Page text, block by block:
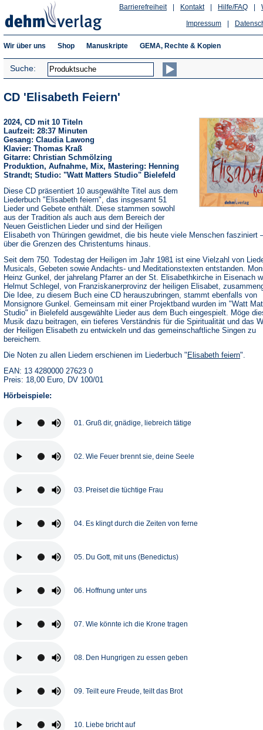
Hilfe/FAQ
Kontakt
Barrierefreiheit
Impressum
Wir über uns Shop Manuskripte GEMA, Rechte & Kopien
Suche:
CD 'Elisabeth Feiern'
2024, CD mit 10 Titeln
Laufzeit: 28:37 Minuten
Gesang: Claudia Lawong
Klavier: Thomas Kraß
Gitarre: Christian Schmölzing
Produktion, Aufnahme, Mix, Mastering: Henning
Strandt; Studio: "Watt Matters Studio" Bielefeld
Diese CD präsentiert 10 ausgewählte Titel aus dem
Liederbuch "Elisabeth feiern", das insgesamt 51
Lieder und Gebete enthält. Diese stammen sowohl
aus der Tradition als auch aus dem Bereich der
Neuen Geistlichen Lieder und sind der Heiligen
Elisabeth von Thüringen gewidmet, die bis heute viele Menschen fasziniert
über die Grenzen des Christentums hinaus.
Seit dem 750. Todestag der Heiligen im Jahr 1981 ist eine Vielzahl von
Musicals, Gebeten sowie Andachts- und Meditationstexten entstanden.
Heinz Gunkel, der jahrelang Pfarrer an der St. Elisabethkirche in Eisenach
Helmut Schlegel, von Franziskanerprovinz der heiligen Elisabet,
Die Idee, zu diesem Buch eine CD herauszubringen, stammt ebenfalls von
Monsignore Gunkel. Gemeinsam mit einer Projektband wurden im "Watt
Studio" in Bielefeld ausgewählte Lieder aus dem Buch eingespielt. Möge
Musik dazu beitragen, ein tieferes Verständnis für die Spiritualität und das
der Heiligen Elisabeth zu entwickeln und das gemeinschaftliche Singen zu
bereichern.
Die Noten zu allen Liedern erschienen im Liederbuch " Elisabeth feiern".
EAN: 13 4280000 27623 0
Preis: 18,00 Euro, DV 100/01
Hörbeispiele:
01. Gruß dir, gnädige, liebreich tätige
02. Wie Feuer brennt sie, deine Seele
03. Preiset die tüchtige Frau
04. Es klingt durch die Zeiten von ferne
05. Du Gott, mit uns (Benedictus)
06. Hoffnung unter uns
07. Wie könnte ich die Krone tragen
08. Den Hungrigen zu essen geben
09. Teilt eure Freude, teilt das Brot
10. Liebe bricht auf